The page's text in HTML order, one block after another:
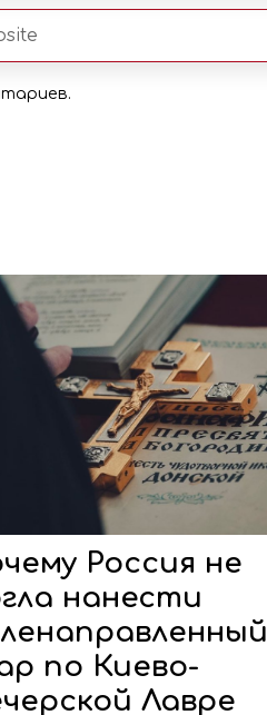
Россия не
нанести
по Киево-
Лавре